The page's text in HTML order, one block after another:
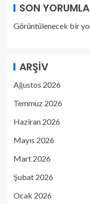
SON
Görüntülenecek bir
ARŞIV
Ağustos 2026
Temmuz 2026
Haziran 2026
Mayıs 2026
Mart 2026
Şubat 2026
Ocak 2026